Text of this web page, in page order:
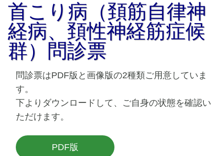
首こり病（頚筋自律神
経病、頚性神経筋症候
群）問診票
問診票はPDF版と画像版の2種類ご用意していま
す。
下よりダウンロードして、ご自身の状態を確認い
ただけます。
PDF版